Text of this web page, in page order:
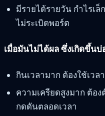
มีรายได้รายวัน กำไรเ
ไม่ระเบิดพอร์ต
เมื่อมันไม่ได้ผล ซึ่งเกิดขึ้นบ่
กินเวลามาก ต้องใช้เว
ความเครียดสูงมาก ต้อ
กดดันตลอดเวลา